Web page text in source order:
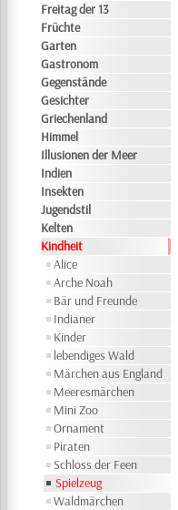
Freitag der 13
Früchte
Garten
Gastronom
Gegenstände
Gesichter
Griechenland
Himmel
Illusionen der Meer
Indien
Insekten
Jugendstil
Kelten
Kindheit
Alice
Arche Noah
Bär und Freunde
Indianer
Kinder
lebendiges Wald
Märchen aus England
Meeresmärchen
Mini Zoo
Ornament
Piraten
Schloss der Feen
Spielzeug
Waldmärchen